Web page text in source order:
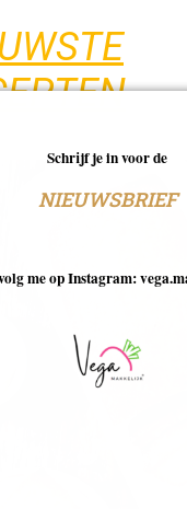
Schrijf je in voor de
NIEUWSBRIEF
me op Instagram: